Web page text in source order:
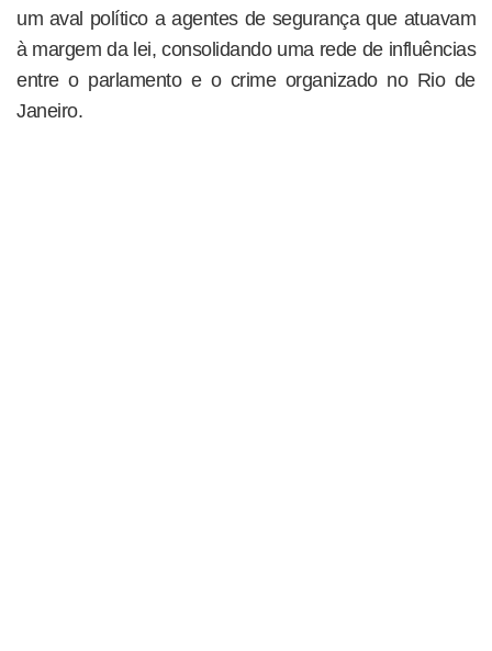
um aval político a agentes de segurança que atuavam
à margem da lei, consolidando uma rede de influências
entre o parlamento e o crime organizado no Rio de
Janeiro.